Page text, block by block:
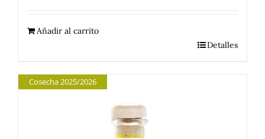
Añadir al carrito
Detalles
Cosecha 2025/2026